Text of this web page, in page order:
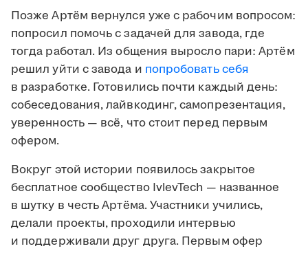
Позже Артём вернулся уже с рабочим вопросом:
попросил помочь с задачей для завода, где
тогда работал. Из общения выросло пари: Артём
решил уйти с завода и попробовать себя
в разработке. Готовились почти каждый день:
собеседования, лайвкодинг, самопрезентация,
уверенность — всё, что стоит перед первым
офером.
Вокруг этой истории появилось закрытое
бесплатное сообщество IvlevTech — названное
в шутку в честь Артёма. Участники учились,
делали проекты, проходили интервью
и поддерживали друг друга. Первым офер